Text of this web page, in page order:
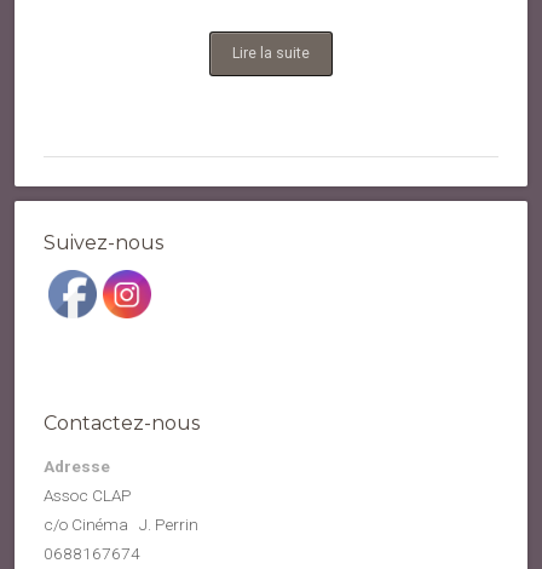
Lire la suite
Suivez-nous
Contactez-nous
Adresse
Assoc CLAP
c/o Cinéma J. Perrin
0688167674